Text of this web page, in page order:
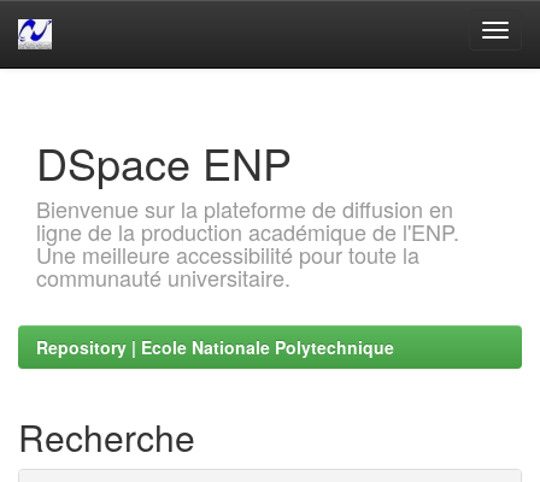
DSpace ENP
Bienvenue sur la plateforme de diffusion en
ligne de la production académique de l'ENP.
Une meilleure accessibilité pour toute la
communauté universitaire.
Repository | Ecole Nationale Polytechnique
Recherche